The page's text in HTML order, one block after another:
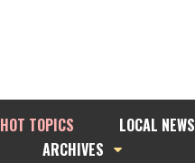
HOT TOPICS
LOCAL NEWS
ARCHIVES